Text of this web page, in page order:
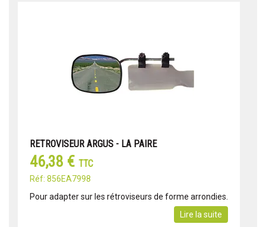
RETROVISEUR ARGUS - LA PAIRE
46,38 € TTC
Réf: 856EA7998
Pour adapter sur les rétroviseurs de forme arrondies.
Lire la suite